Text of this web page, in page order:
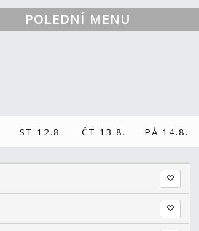
POLEDNÍ MENU
ST 12.8. ČT 13.8. PÁ 14.8.